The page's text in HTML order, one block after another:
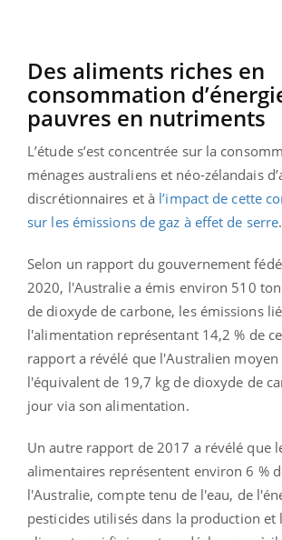
Des aliments riches en
consommation
pauvres en nutriments
L’étude s’est concentrée sur la
ménages australiens et néo-zélandais
discrétionnaires et à l’impact de cette
sur les émissions de gaz à effet de serre.
Selon un rapport du gouvernement
2020, l'Australie a émis environ 510
de dioxyde de carbone, les émissions
l'alimentation représentant 14,2 % de
rapport a révélé que l'Australien
l'équivalent de 19,7 kg de dioxyde de
jour via son alimentation.
Un autre rapport de 2017 a révélé que
alimentaires représentent environ 6 %
l'Australie, compte tenu de l'eau, de
pesticides utilisés dans la production et